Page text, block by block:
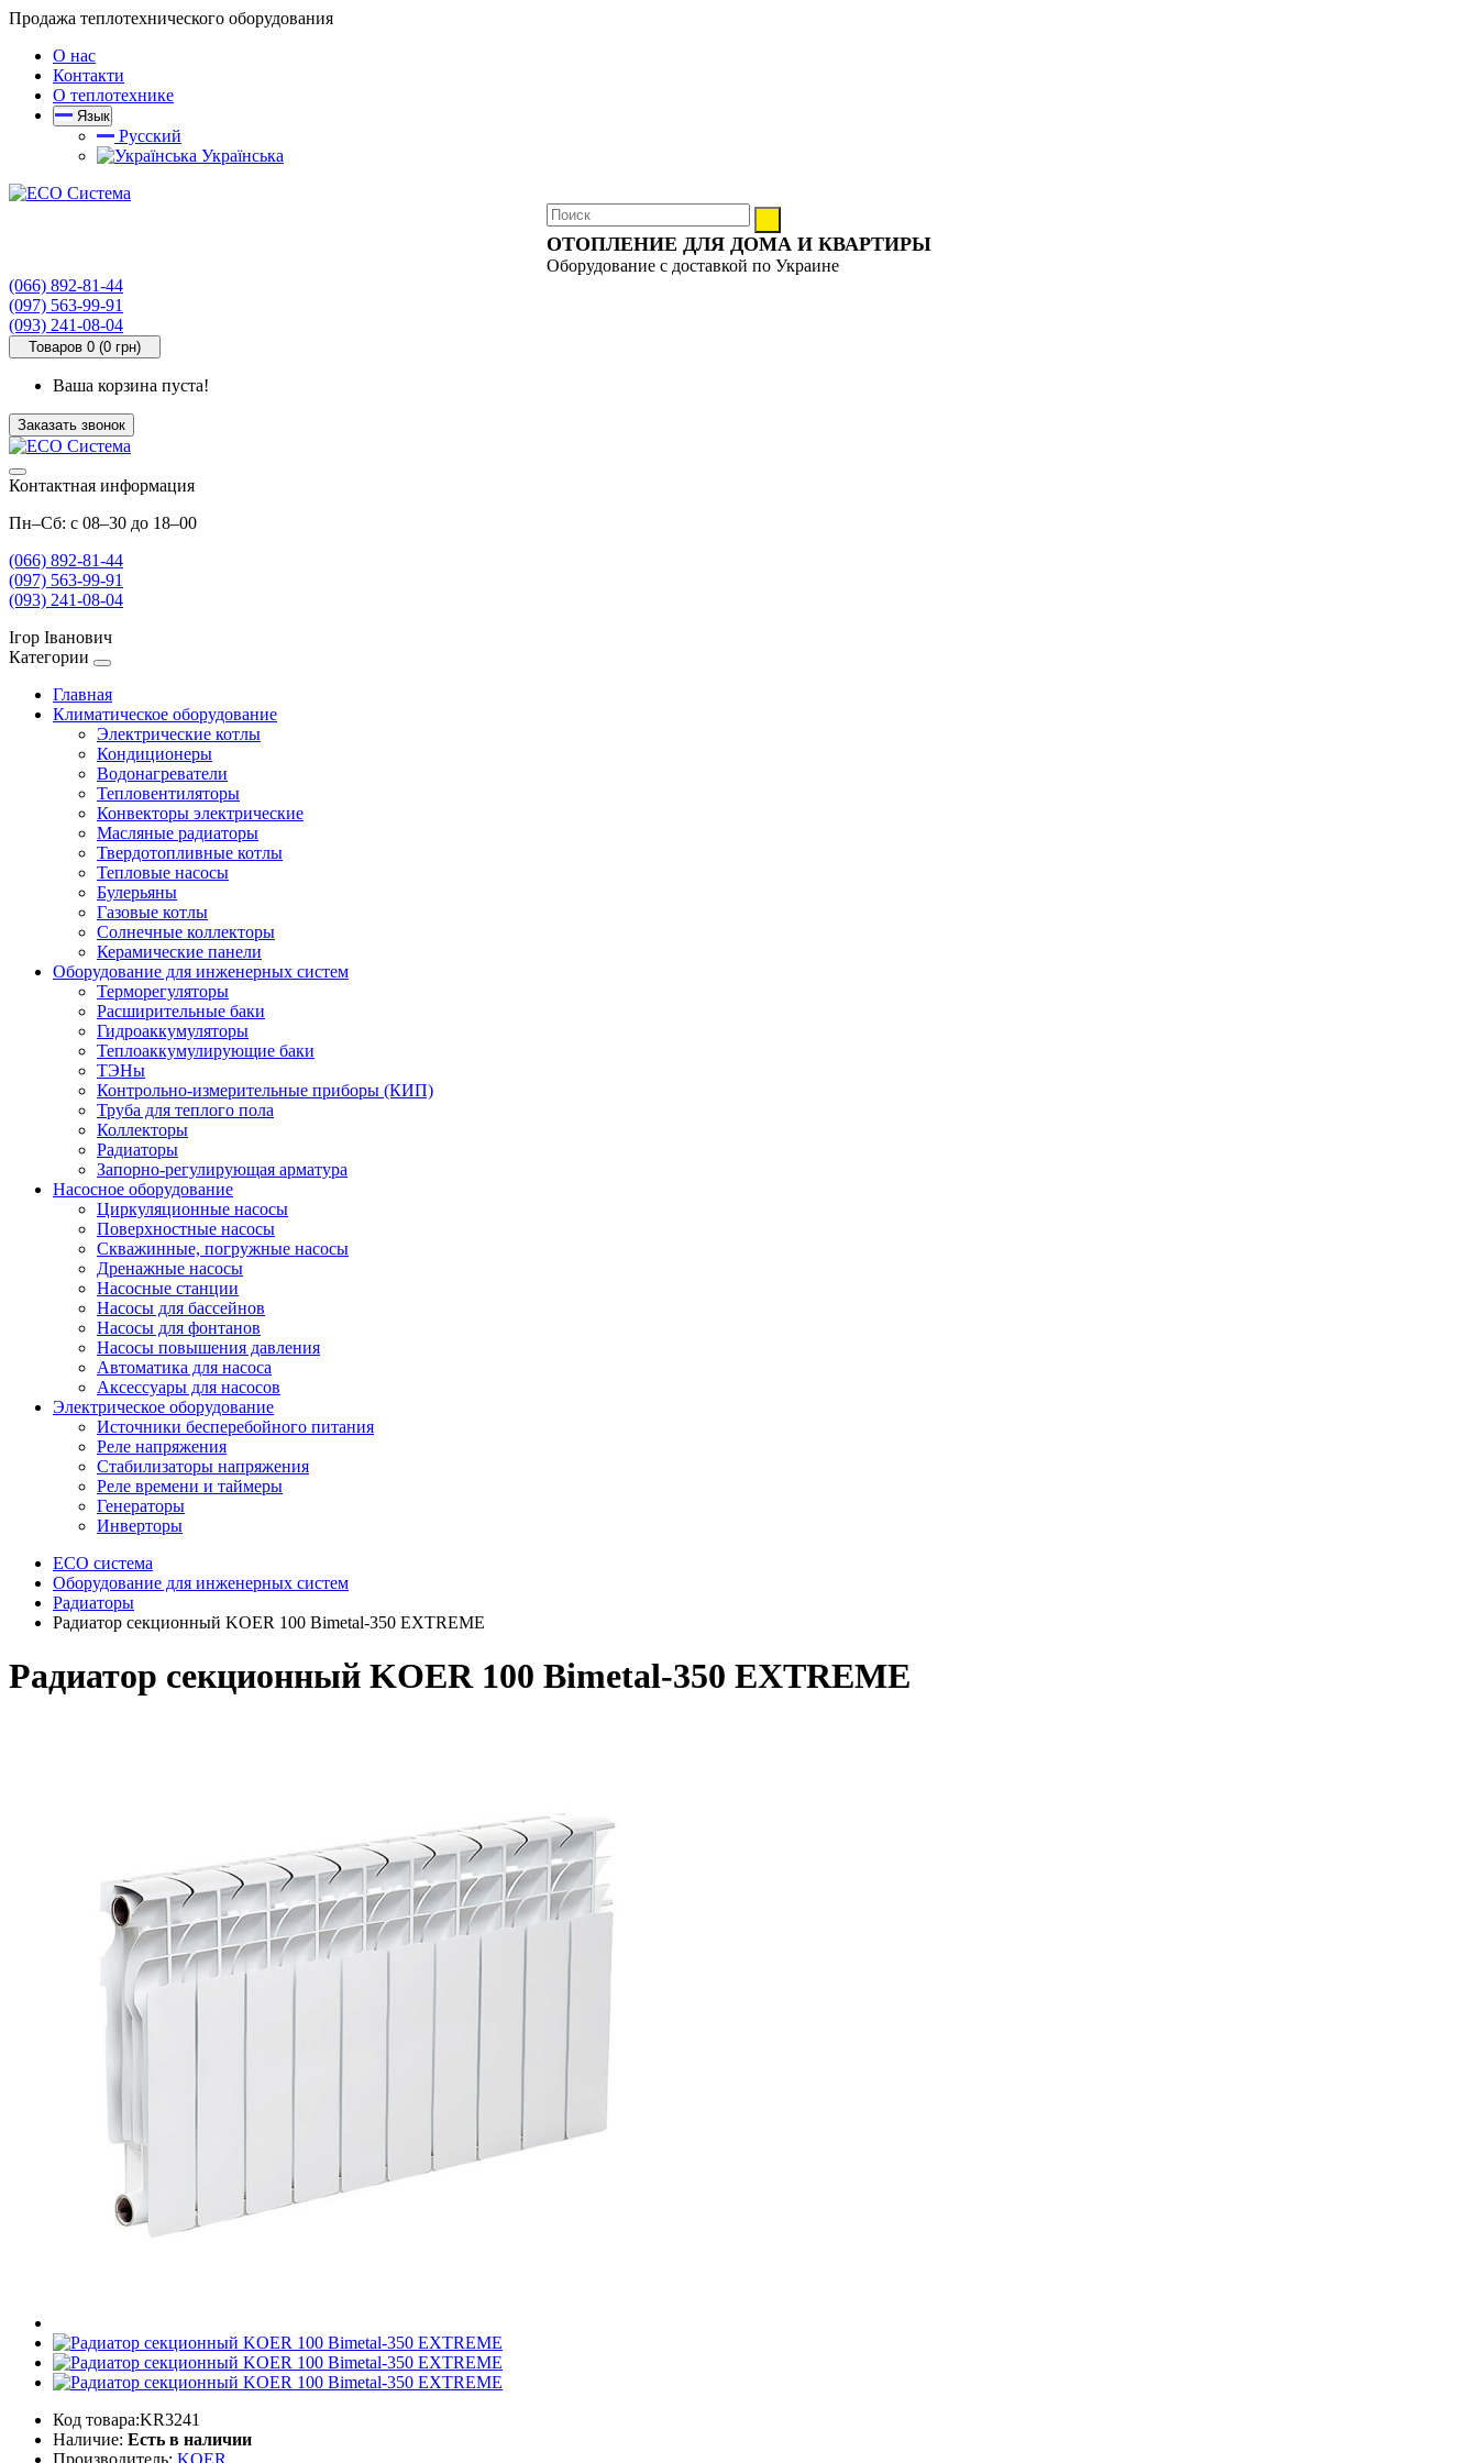
Продажа теплотехнического оборудования
О нас
Контакти
О теплотехнике
Язык
Русский
Українська
ОТОПЛЕНИЕ ДЛЯ ДОМА И КВАРТИРЫ
Оборудование с доставкой по Украине
(066) 892-81-44
(097) 563-99-91
(093) 241-08-04
Товаров 0 (0 грн)
Ваша корзина пуста!
Заказать звонок
Контактная информация
Пн–Сб: с 08–30 до 18–00
(066) 892-81-44
(097) 563-99-91
(093) 241-08-04
Ігор Іванович
Категории
Главная
Климатическое оборудование
Электрические котлы
Кондиционеры
Водонагреватели
Тепловентиляторы
Конвекторы электрические
Масляные радиаторы
Твердотопливные котлы
Тепловые насосы
Булерьяны
Газовые котлы
Солнечные коллекторы
Керамические панели
Оборудование для инженерных систем
Терморегуляторы
Расширительные баки
Гидроаккумуляторы
Теплоаккумулирующие баки
ТЭНы
Контрольно-измерительные приборы (КИП)
Труба для теплого пола
Коллекторы
Радиаторы
Запорно-регулирующая арматура
Насосное оборудование
Циркуляционные насосы
Поверхностные насосы
Скважинные, погружные насосы
Дренажные насосы
Насосные станции
Насосы для бассейнов
Насосы для фонтанов
Насосы повышения давления
Автоматика для насоса
Аксессуары для насосов
Электрическое оборудование
Источники бесперебойного питания
Реле напряжения
Стабилизаторы напряжения
Реле времени и таймеры
Генераторы
Инверторы
ECO система
Оборудование для инженерных систем
Радиаторы
Радиатор секционный KOER 100 Bimetal-350 EXTREME
Радиатор секционный KOER 100 Bimetal-350 EXTREME
Код товара:KR3241
Наличие: Есть в наличии
Производитель: KOER